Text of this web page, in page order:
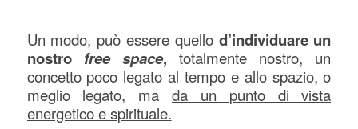
Un modo, può essere quello d’individuare un
nostro free space, totalmente nostro, un
concetto poco legato al tempo e allo spazio, o
meglio legato, mada un punto di vista
energetico e spirituale.